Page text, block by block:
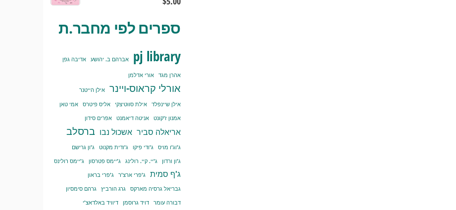
ספרים לפי מחבר.ת
pj library אברהם ב. יהושע אדיבה גפן
אהרן מגד אורי אדלמן
אורלי קראוס-ויינר אילן הייטנר
אילן שיינפלד אילת סווטיצקי אליס פיטרס
אמי טאן
אמנון ז'קונט
אניטה דיאמנט אפרים סידון
אריאלה סביר אשכול נבו ברסלב
ג'וג'ו מויס ג'ודי פיקו ג'ודית מקנוט
ג'ון גרישם
ג'ון ורדון
ג'יי. קיי. רולינג ג'יימס פטרסון ג'יימס רולינס
ג'ף סמית ג'פרי ארצ'ר
ג'פרי בראון
גבריאל גרסיה מארקס
גרג הורביץ
גרהם סימסיון
דבורה עומר
דויד גרוסמן דיוויד באלדאצ'י